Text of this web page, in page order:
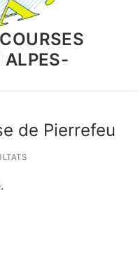
ALPES-
de Pierrefeu